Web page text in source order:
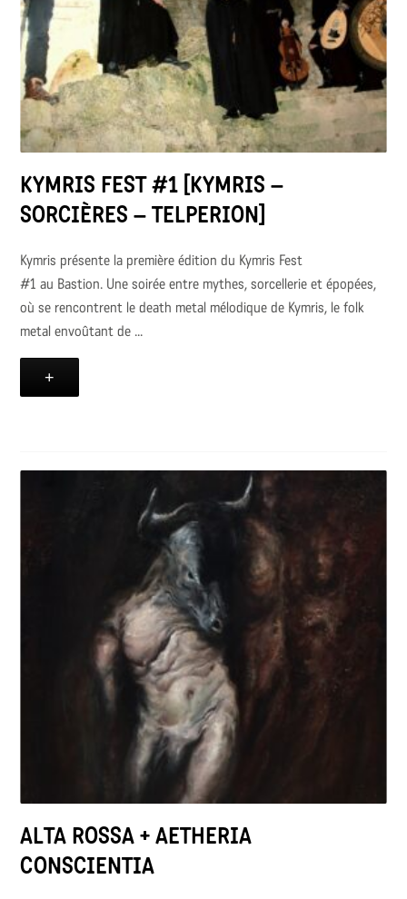
KYMRIS FEST #1 [KYMRIS –
SORCIÈRES – TELPERION]
Kymris présente la première édition du Kymris Fest
#1 au Bastion. Une soirée entre mythes, sorcellerie et épopées,
où se rencontrent le death metal mélodique de Kymris, le folk
metal envoûtant de ...
+
ALTA ROSSA + AETHERIA
CONSCIENTIA